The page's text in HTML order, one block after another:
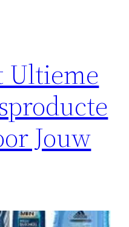
Ultieme
Jouw